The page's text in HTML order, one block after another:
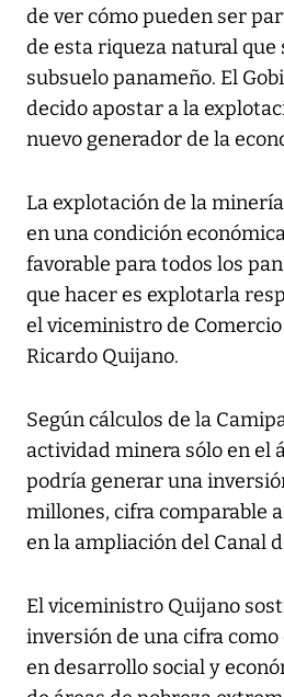
de ver cómo pueden ser
de esta riqueza natural que
subsuelo panameño. El
decido apostar a la
nuevo generador de la
La explotación de la
en una condición
favorable para todos los
que hacer es explotarla
el viceministro de
Ricardo Quijano.
Según cálculos de la
actividad minera sólo en el
podría generar una
millones, cifra comparable
en la ampliación del Canal
El viceministro Quijano
inversión de una cifra
en desarrollo social y